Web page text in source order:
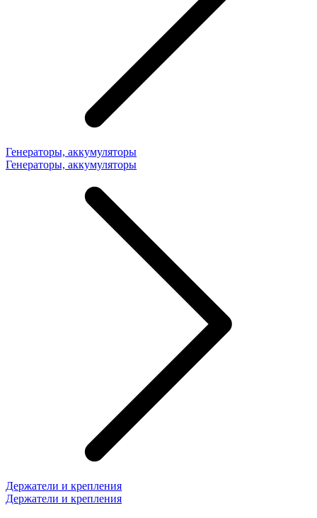
Генераторы, аккумуляторы
Генераторы, аккумуляторы
Держатели и крепления
Держатели и крепления